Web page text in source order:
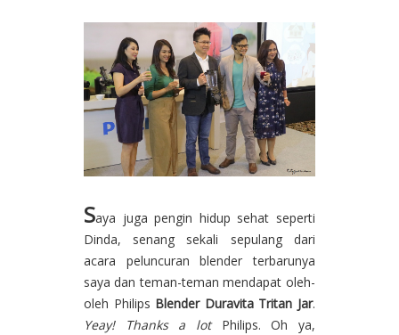
Saya juga pengin hidup sehat seperti
Dinda, senang sekali sepulang dari
acara peluncuran blender terbarunya
saya dan teman-teman mendapat oleh-
oleh Philips Blender Duravita Tritan Jar.
Yeay! Thanks a lotPhilips. Oh ya,